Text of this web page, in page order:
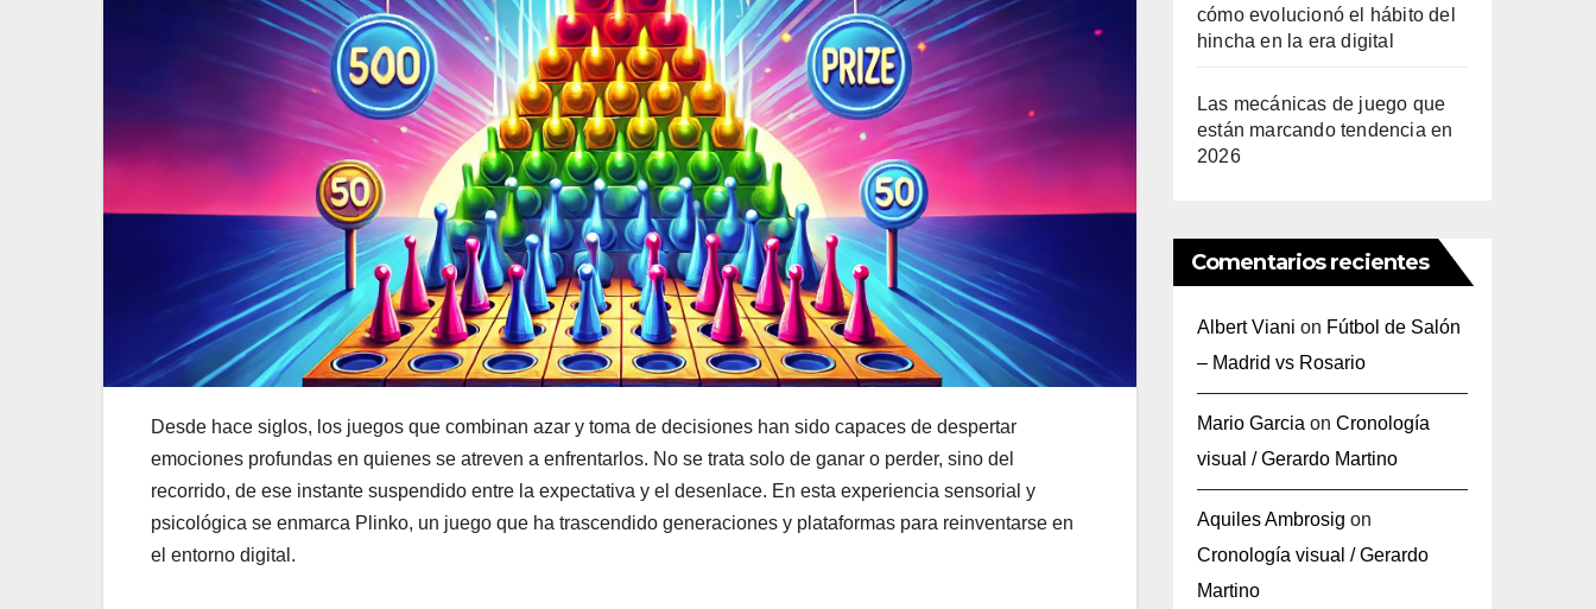
Desde hace siglos, los juegos que combinan azar y toma de decisiones han sido capaces de despertar
emociones profundas en quienes se atreven a enfrentarlos. No se trata solo de ganar o perder, sino del
recorrido, de ese instante suspendido entre la expectativa y el desenlace. En esta experiencia sensorial y
psicológica se enmarca Plinko, un juego que ha trascendido generaciones y plataformas para reinventarse en
el entorno digital.
cómo evolucionó el hábito del
hincha en la era digital
Las mecánicas de juego que
están marcando tendencia en
2026
Comentarios recientes
Albert Viani on Fútbol de Salón
– Madrid vs Rosario
Mario Garcia on Cronología
visual / Gerardo Martino
Aquiles Ambrosig on
Cronología visual / Gerardo
Martino